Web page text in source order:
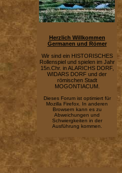
Herzlich Willkommen
Germanen und Römer
Wir sind ein HISTORISCHES
Rollenspiel und spielen im Jahr
15n.Chr. in ALARICHS DORF,
WIDARS DORF und der
römischen Stadt
MOGONTIACUM.
Dieses Forum ist optimiert für
Mozilla Firefox. In anderen
Browsern kann es zu
Abweichungen und
Schwiergkeiten in der
Ausführung kommen.